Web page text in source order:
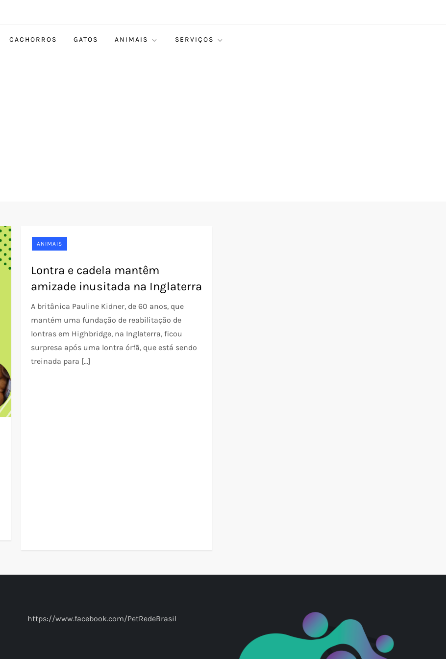
CACHORROS GATOS ANIMAIS SERVIÇOS
ANIMAIS
Lontra e cadela mantêm
amizade inusitada na Inglaterra
A britânica Pauline Kidner, de 60 anos, que
mantém uma fundação de reabilitação de
lontras em Highbridge, na Inglaterra, ficou
surpresa após uma lontra órfã, que está sendo
treinada para […]
https://www.facebook.com/PetRedeBrasil